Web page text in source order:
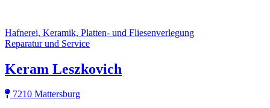
Hafnerei, Keramik, Platten- und Fliesenverlegung
Reparatur und Service
Keram Leszkovich
7210 Mattersburg